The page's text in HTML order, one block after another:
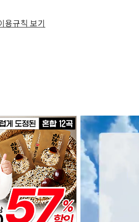
용규칙 보기